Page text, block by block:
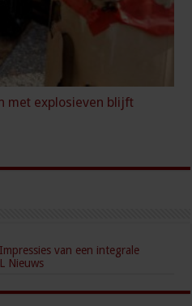
met explosieven blijft
van een integrale
Nieuws